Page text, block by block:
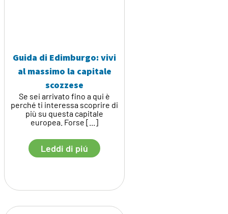
Guida di Edimburgo: vivi
al massimo la capitale
scozzese
Se sei arrivato fino a qui è
perché ti interessa scoprire di
più su questa capitale
europea. Forse [...]
Leddi di piú